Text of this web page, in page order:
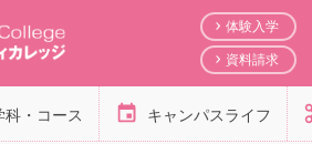
体験入学
資料請求
科・コース キャンパスライフ